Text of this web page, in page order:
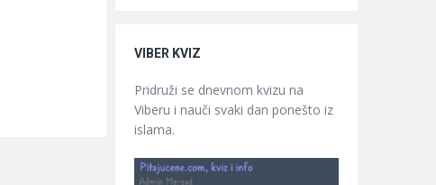
VIBER KVIZ
Pridruži se dnevnom kvizu na
Viberu i nauči svaki dan ponešto iz
islama.